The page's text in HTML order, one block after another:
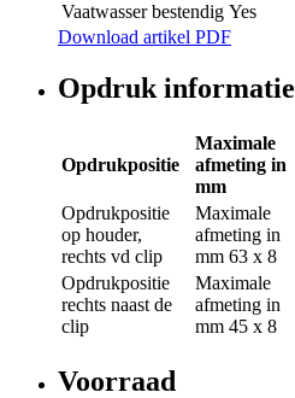
Vaatwasser bestendig Yes
Download artikel PDF
Opdruk informatie
Opdrukpositie
Maximale
afmeting in
mm
Opdrukpositie
op houder,
rechts vd clip
Maximale
afmeting in
mm 63 x 8
Opdrukpositie
rechts naast de
clip
Maximale
afmeting in
mm 45 x 8
Voorraad